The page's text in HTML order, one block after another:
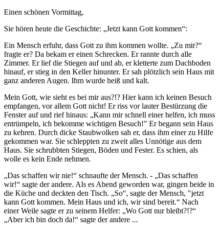
Einen schönen Vormittag,
Sie hören heute die Geschichte: „Jetzt kann Gott kommen“:
Ein Mensch erfuhr, dass Gott zu ihm kommen wollte. „Zu mir?“
fragte er? Da bekam er einen Schrecken. Er rannte durch alle
Zimmer. Er lief die Stiegen auf und ab, er kletterte zum Dachboden
hinauf, er stieg in den Keller hinunter. Er sah plötzlich sein Haus mit
ganz anderen Augen. Ihm wurde heiß und kalt.
Mein Gott, wie sieht es bei mir aus?!? Hier kann ich keinen Besuch
empfangen, vor allem Gott nicht! Er riss vor lauter Bestürzung die
Fenster auf und rief hinaus: „Kann mir schnell einer helfen, ich muss
entrümpeln, ich bekomme wichtigen Besuch!" Er begann sein Haus
zu kehren. Durch dicke Staubwolken sah er, dass ihm einer zu Hilfe
gekommen war. Sie schleppten zu zweit alles Unnötige aus dem
Haus. Sie schrubbten Stiegen, Böden und Fester. Es schien, als
wolle es kein Ende nehmen.
„Das schaffen wir nie!“ schnaufte der Mensch. - „Das schaffen
wir!“ sagte der andere. Als es Abend geworden war, gingen beide in
die Küche und deckten den Tisch. „So“, sagte der Mensch, "jetzt
kann Gott kommen. Mein Haus und ich, wir sind bereit.“ Nach
einer Weile sagte er zu seinem Helfer: „Wo Gott nur bleibt?!?“
„Aber ich bin doch da!“ sagte der andere ...